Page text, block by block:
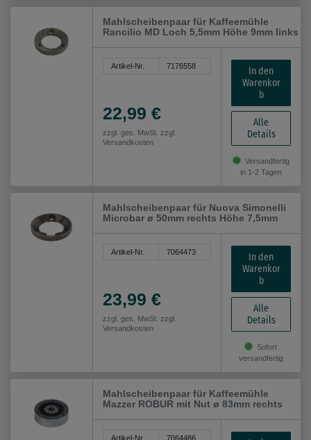
Mahlscheibenpaar für Kaffeemühle
Rancilio MD Loch 5,5mm Höhe 9mm links
Artikel-Nr. 7176558
22,99 €
zzgl. ges. MwSt. zzgl.
Versandkosten
In den
Warenkor
b
Alle
Details
Versandfertig
in 1-2 Tagen
Mahlscheibenpaar für Nuova Simonelli
Microbar ø 50mm rechts Höhe 7,5mm
Artikel-Nr. 7064473
23,99 €
zzgl. ges. MwSt. zzgl.
Versandkosten
In den
Warenkor
b
Alle
Details
Sofort
versandfertig
Mahlscheibenpaar für Kaffeemühle
Mazzer ROBUR mit Nut ø 83mm rechts
Artikel-Nr. 7064486